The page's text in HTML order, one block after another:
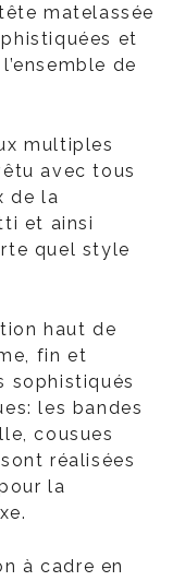
matelassée
et
de
multiples
avec tous
de la
et ainsi
quel style
haut de
fin et
sophistiqués
les bandes
cousues
réalisées
la
à cadre en